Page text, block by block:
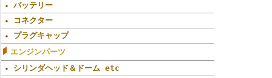
バッテリー
コネクター
プラグキャップ
エンジンパーツ
シリンダヘッド＆ドーム etc